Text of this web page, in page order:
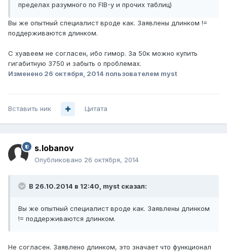
пределах разумного по FIB-у и прочих таблиц)
Вы же опытный специалист вроде как. Заявлены длинком !=
поддерживаются длинком.
С хуавеем не согласен, ибо гимор. За 50к можно купить
гигабитную 3750 и забыть о проблемах.
Изменено 26 октября, 2014 пользователем myst
Вставить ник Цитата
s.lobanov
Опубликовано 26 октября, 2014
В 26.10.2014 в 12:40, myst сказал:
Вы же опытный специалист вроде как. Заявлены длинком
!= поддерживаются длинком.
Не согласен. Заявлено длинком, это значает что функционал